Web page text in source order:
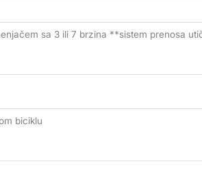
sa 3 ili 7 brzina **sistem prenosa
biciklu